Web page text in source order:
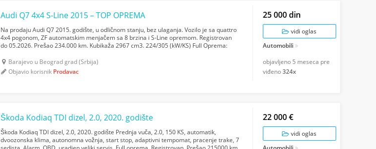
Audi Q7 4x4 S-Line 2015 – TOP OPREMA
Na prodaju Audi Q7 2015. godište, u odličnom stanju, bez ulaganja. Vozilo je sa quattro
4x4 pogonom, ZF automatskim menjačem sa 8 brzina i S-Line opremom. Registrovan
do 05.2026. Prešao 234.000 km. Kubikaža 2967 cm3. 224/305 (kW/KS) Full Oprema:
Barajevo u Beograd grad (Srbija)
Objavio korisnik Prodavac
25 000 din
vidi oglas
Automobili
objavljeno 5 meseca pre
viđeno324x
Škoda Kodiaq TDI dizel, 2.0, 2020. godište
Škoda Kodiaq TDI dizel, 2.0, 2020. godište Prednja vuča, 2.0, 150 KS, automatik,
dvoozonska klima, autonomna vožnja, start stop, adaptivni tempomat, pracenje trake, 7
22 000 €
vidi oglas